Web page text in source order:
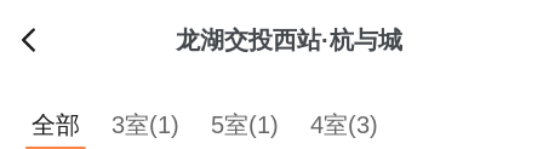
龙湖交投西站·杭与城
全部 3室(1) 5室(1) 4室(3)